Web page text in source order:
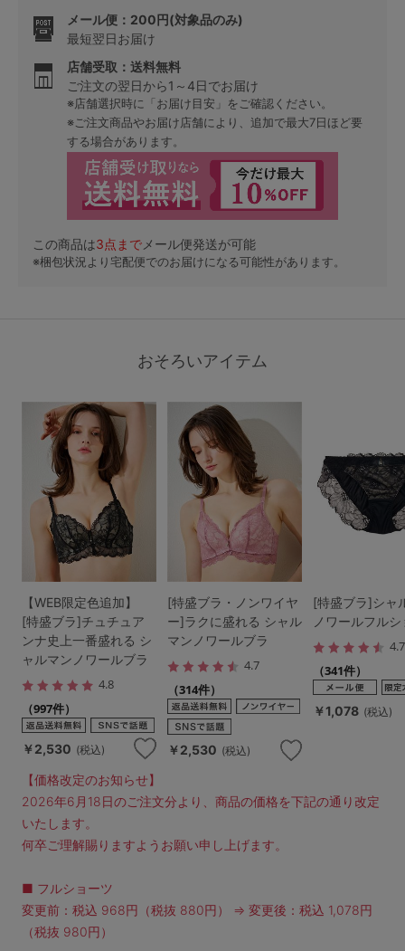
メール便：200円(対象品のみ)
最短翌日お届け
店舗受取：送料無料
ご注文の翌日から1～4日でお届け
※店舗選択時に「お届け目安」をご確認ください。
※ご注文商品やお届け店舗により、追加で最大7日ほど要
する場合があります。
この商品は3点まで メール便発送が可能
※梱包状況より宅配便でのお届けになる可能性があります。
おそろいアイテム
【WEB限定色追加】
[特盛ブラ]チュチュア
ンナ史上一番盛れる シ
ャルマンノワールブラ
4.8
（997件）
￥2,530 (税込)
[特盛ブラ・ノンワイヤ
ー]ラクに盛れる シャル
マンノワールブラ
4.7
（314件）
￥2,530 (税込)
[特盛ブラ]シャ
ノワールフル
4.7
（341件）
￥1,078 (税込)
【価格改定のお知らせ】
2026年6月18日のご注文分より、商品の価格を下記の通り改定
いたします。
何卒ご理解賜りますようお願い申し上げます。
■ フルショーツ
変更前：税込 968円（税抜 880円） ⇒ 変更後：税込 1,078円
（税抜 980円）